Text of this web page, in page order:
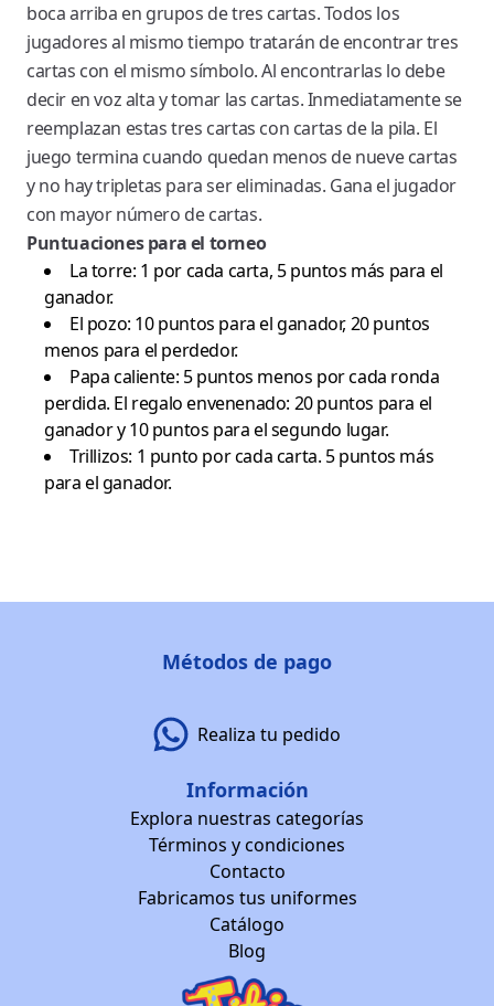
boca arriba en grupos de tres cartas. Todos los
jugadores al mismo tiempo tratarán de encontrar tres
cartas con el mismo símbolo. Al encontrarlas lo debe
decir en voz alta y tomar las cartas. Inmediatamente se
reemplazan estas tres cartas con cartas de la pila. El
juego termina cuando quedan menos de nueve cartas
y no hay tripletas para ser eliminadas. Gana el jugador
con mayor número de cartas.
Puntuaciones para el torneo
La torre: 1 por cada carta, 5 puntos más para el
ganador.
El pozo: 10 puntos para el ganador, 20 puntos
menos para el perdedor.
Papa caliente: 5 puntos menos por cada ronda
perdida. El regalo envenenado: 20 puntos para el
ganador y 10 puntos para el segundo lugar.
Trillizos: 1 punto por cada carta. 5 puntos más
para el ganador.
Métodos de pago
Realiza tu pedido
Información
Explora nuestras categorías
Términos y condiciones
Contacto
Fabricamos tus uniformes
Catálogo
Blog